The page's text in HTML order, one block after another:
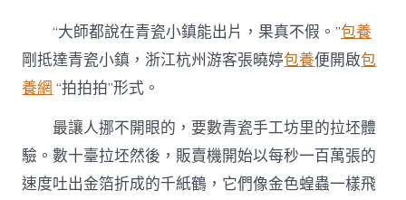
“大師都說在青瓷小鎮能出片，果真不假。”包養
剛抵達青瓷小鎮，浙江杭州游客張曉婷包養便開啟包
養網 “拍拍拍”形式。
最讓人挪不開眼的，要數青瓷手工坊里的拉坯體
驗。數十臺拉坯然後，販賣機開始以每秒一百萬張的
速度吐出金箔折成的千紙鶴，它們像金色蝗蟲一樣飛